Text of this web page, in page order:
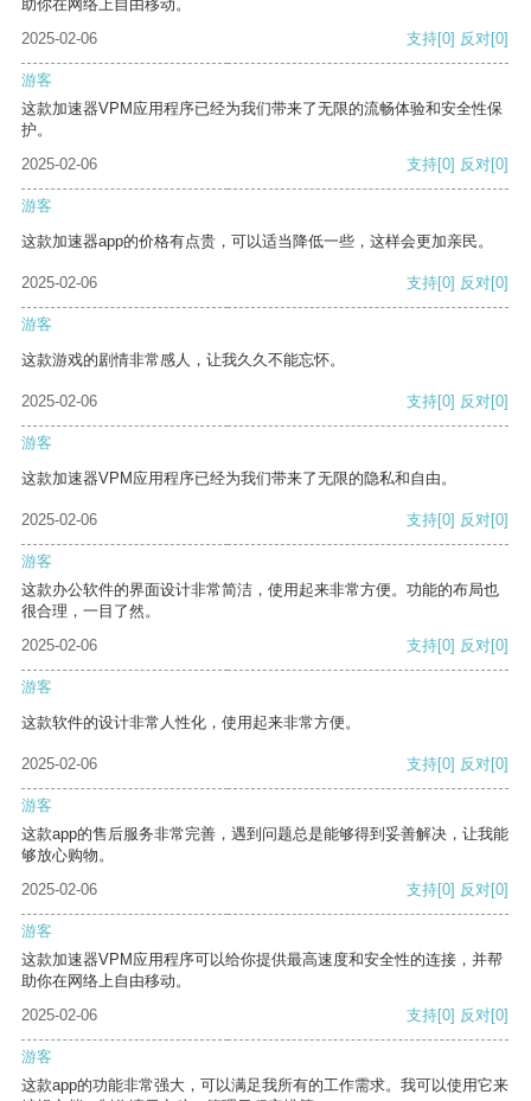
助你在网络上自由移动。
2025-02-06
支持[0] 反对[0]
游客
这款加速器VPM应用程序已经为我们带来了无限的流畅体验和安全性保
护。
2025-02-06
支持[0] 反对[0]
游客
这款加速器app的价格有点贵，可以适当降低一些，这样会更加亲民。
2025-02-06 支持[0] 反对[0]
游客
这款游戏的剧情非常感人，让我久久不能忘怀。
2025-02-06 支持[0] 反对[0]
游客
这款加速器VPM应用程序已经为我们带来了无限的隐私和自由。
2025-02-06 支持[0] 反对[0]
游客
这款办公软件的界面设计非常简洁，使用起来非常方便。功能的布局也
很合理，一目了然。
2025-02-06
支持[0] 反对[0]
游客
这款软件的设计非常人性化，使用起来非常方便。
2025-02-06 支持[0] 反对[0]
游客
这款app的售后服务非常完善，遇到问题总是能够得到妥善解决，让我能
够放心购物。
2025-02-06
支持[0] 反对[0]
游客
这款加速器VPM应用程序可以给你提供最高速度和安全性的连接，并帮
助你在网络上自由移动。
2025-02-06
支持[0] 反对[0]
游客
这款app的功能非常强大，可以满足我所有的工作需求。我可以使用它来